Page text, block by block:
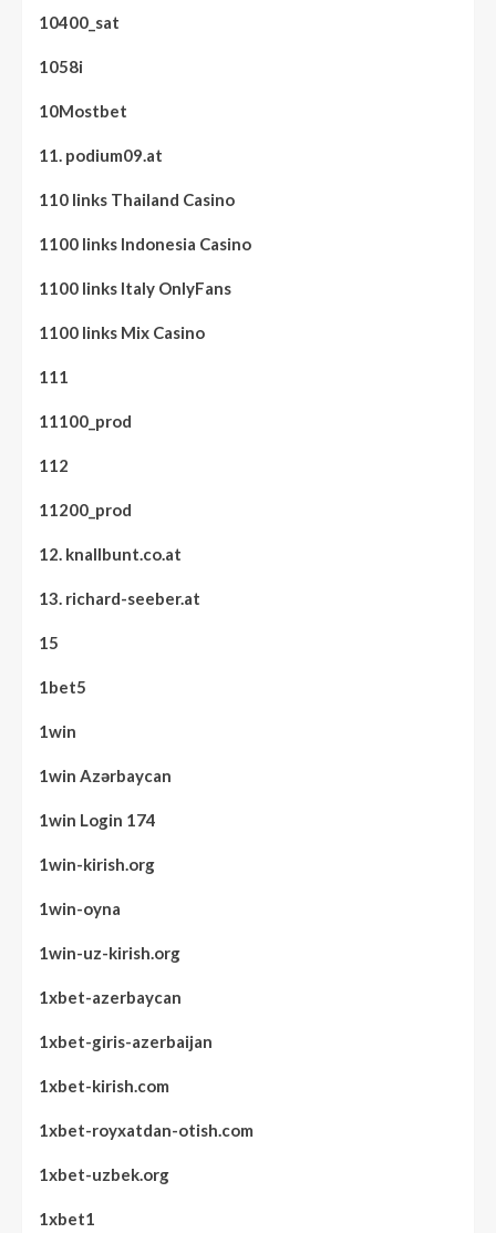
10400_sat
1058i
10Mostbet
11. podium09.at
110 links Thailand Casino
1100 links Indonesia Casino
1100 links Italy OnlyFans
1100 links Mix Casino
111
11100_prod
112
11200_prod
12. knallbunt.co.at
13. richard-seeber.at
15
1bet5
1win
1win Azərbaycan
1win Login 174
1win-kirish.org
1win-oyna
1win-uz-kirish.org
1xbet-azerbaycan
1xbet-giris-azerbaijan
1xbet-kirish.com
1xbet-royxatdan-otish.com
1xbet-uzbek.org
1xbet1